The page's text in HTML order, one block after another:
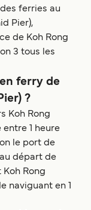
ferries au
Pier),
de Koh Rong
3 tous les
ferry de
?
Koh Rong
1 heure
le port de
départ de
Koh Rong
naviguant en 1